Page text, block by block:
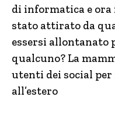
di informatica e
stato attirato da
essersi allontanato
qualcuno? La
utenti dei social per
all’estero